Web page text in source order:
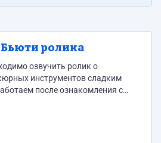
ролика
инструментов сладким